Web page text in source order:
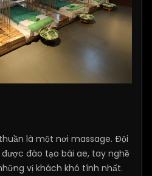
là một nơi massage. Đội
đào tạo bài ae, tay nghề
vị khách khó tính nhất.